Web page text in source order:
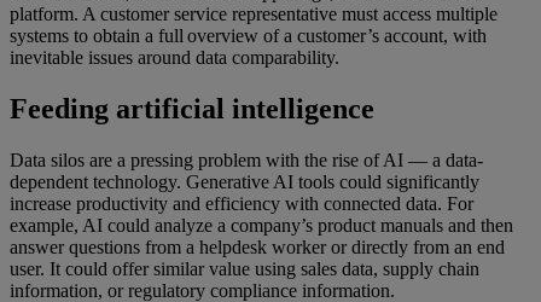
platform. A customer service representative must access multiple
systems to obtain a full overview of a customer’s account, with
inevitable issues around data comparability.
Feeding artificial intelligence
Data silos are a pressing problem with the rise of AI — a data-
dependent technology. Generative AI tools could significantly
increase productivity and efficiency with connected data. For
example, AI could analyze a company’s product manuals and then
answer questions from a helpdesk worker or directly from an end
user. It could offer similar value using sales data, supply chain
information, or regulatory compliance information.